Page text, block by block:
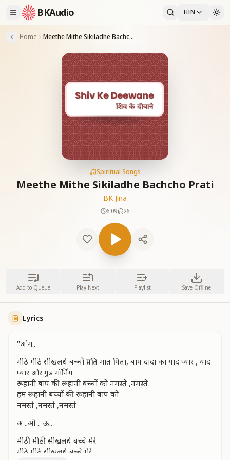
BKAudio HIN
Home Meethe Mithe Sikiladhe Bachcho Prati
Spiritual Songs
Meethe Mithe Sikiladhe Bachcho Prati
BK Jina
6:09 26
Add to Queue Play Next Playlist Save Offline
Lyrics
"ओम..
मीठे मीठे सीखलधे बच्चों प्रति मात पिता, बाप दादा का याद प्यार , याद
प्यार और गुड मॉर्निंग
रूहानी बाप की रूहानी बच्चों को नमस्ते ,नमस्ते
हम रूहानी बच्चों की रूहानी बाप को
नमस्ते ,नमस्ते ,नमस्ते
आ..ओ .. ऊ..
मीठी मीठी सीखलधे बच्चे मेरे
मीठे मीठे सीखलधे बच्चे मेरे